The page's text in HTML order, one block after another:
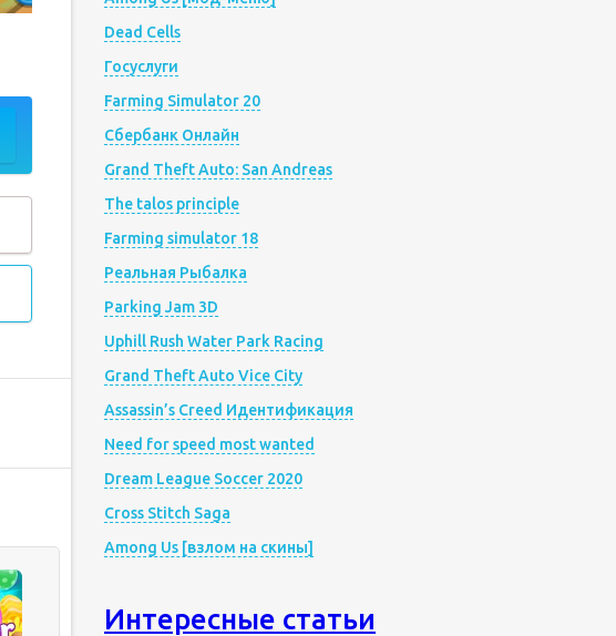
Dead Cells
Госуслуги
Farming Simulator 20
Сбербанк Онлайн
Grand Theft Auto: San Andreas
The talos principle
Farming simulator 18
Реальная Рыбалка
Parking Jam 3D
Uphill Rush Water Park Racing
Grand Theft Auto Vice City
Assassin’s Creed Идентификация
Need for speed most wanted
Dream League Soccer 2020
Cross Stitch Saga
Among Us [взлом на скины]
Интересные статьи